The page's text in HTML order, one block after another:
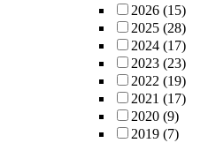
2026 (15)
2025 (28)
2024 (17)
2023 (23)
2022 (19)
2021 (17)
2020 (9)
2019 (7)